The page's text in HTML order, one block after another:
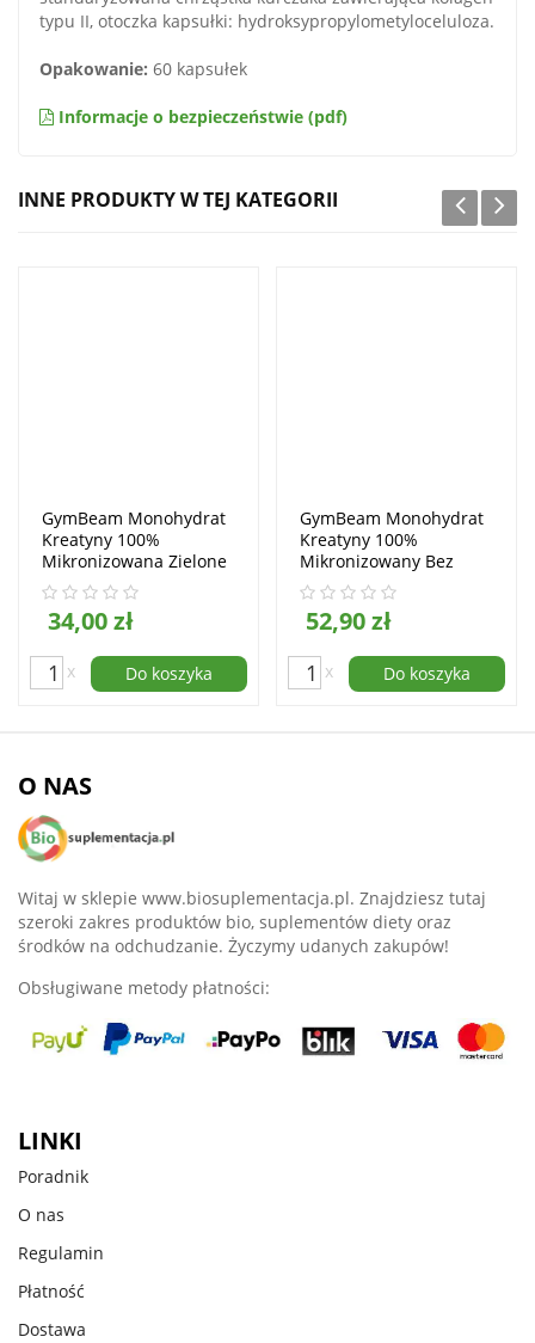
typu II, otoczka kapsułki: hydroksypropylometyloceluloza.
Opakowanie: 60 kapsułek
Informacje o bezpieczeństwie (pdf)
INNE PRODUKTY W TEJ KATEGORII
GymBeam Monohydrat
Kreatyny 100%
Mikronizowana Zielone
Jabłko Proszek 500g
34,00 zł
x Do koszyka
GymBeam Monohydrat
Kreatyny 100%
Mikronizowany Bez
Smaku 1000g
52,90 zł
x Do koszyka
O NAS
Witaj w sklepie www.biosuplementacja.pl. Znajdziesz tutaj
szeroki zakres produktów bio, suplementów diety oraz
środków na odchudzanie. Życzymy udanych zakupów!
Obsługiwane metody płatności:
LINKI
Poradnik
O nas
Regulamin
Płatność
Dostawa